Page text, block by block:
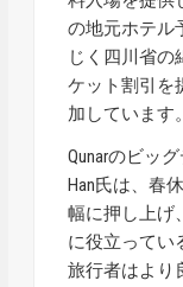
の地元ホテル
じく四川省の
ケット割引を
加しています。
Qunarのビッ
Han氏は、春
幅に押し上げ
に役立ってい
旅行者はより